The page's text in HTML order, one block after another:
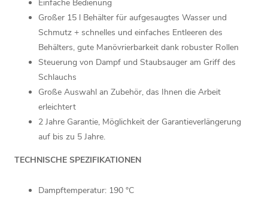
Einfache Bedienung
Großer 15 l Behälter für aufgesaugtes Wasser und
Schmutz + schnelles und einfaches Entleeren des
Behälters, gute Manövrierbarkeit dank robuster Rollen
Steuerung von Dampf und Staubsauger am Griff des
Schlauchs
Große Auswahl an Zubehör, das Ihnen die Arbeit
erleichtert
2 Jahre Garantie, Möglichkeit der Garantieverlängerung
auf bis zu 5 Jahre.
TECHNISCHE SPEZIFIKATIONEN
Dampftemperatur: 190 °C